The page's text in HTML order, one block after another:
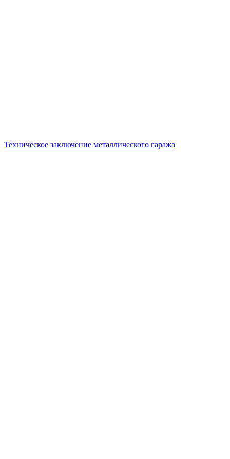
Техническое заключение металлического гаража